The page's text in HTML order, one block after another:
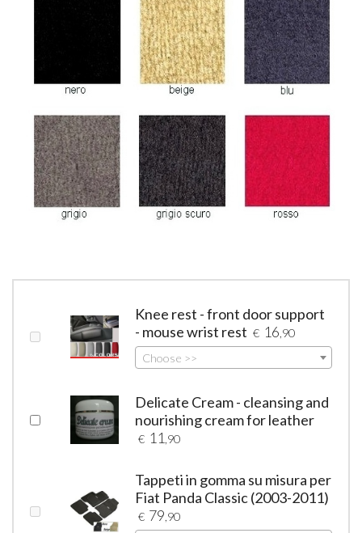
Knee rest - front door support
- mouse wrist rest € 16 ,90
Choose >>
Delicate Cream - cleansing and
nourishing cream for leather
€ 11 ,90
Tappeti in gomma su misura per
Fiat Panda Classic (2003-2011)
€ 79 ,90